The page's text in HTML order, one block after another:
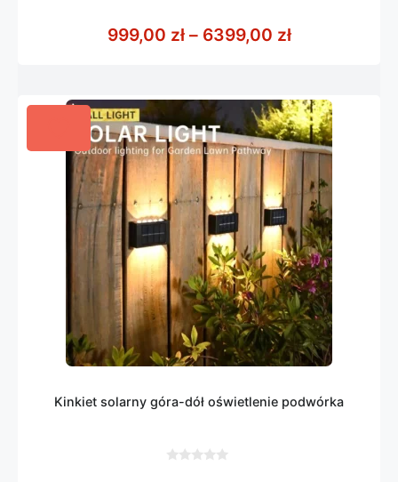
5
999,00 zł – 6399,00 złZakres cen:
Kinkiet solarny góra-dół oświetlenie podwórka